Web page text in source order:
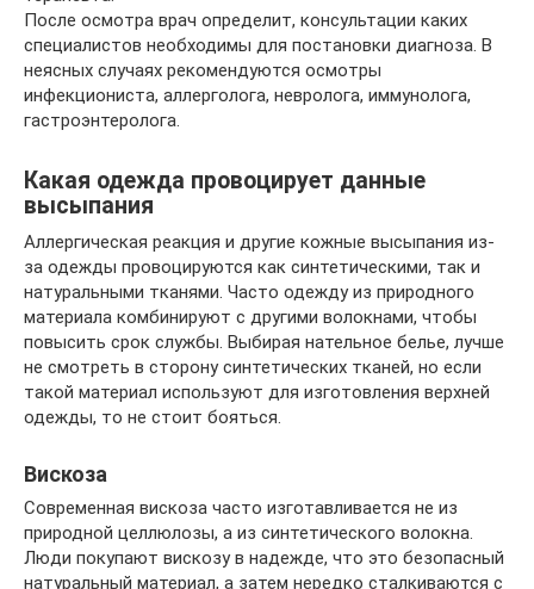
После осмотра врач определит, консультации каких
специалистов необходимы для постановки диагноза. В
неясных случаях рекомендуются осмотры
инфекциониста, аллерголога, невролога, иммунолога,
гастроэнтеролога.
Какая одежда провоцирует данные
высыпания
Аллергическая реакция и другие кожные высыпания из-
за одежды провоцируются как синтетическими, так и
натуральными тканями. Часто одежду из природного
материала комбинируют с другими волокнами, чтобы
повысить срок службы. Выбирая нательное белье, лучше
не смотреть в сторону синтетических тканей, но если
такой материал используют для изготовления верхней
одежды, то не стоит бояться.
Вискоза
Современная вискоза часто изготавливается не из
природной целлюлозы, а из синтетического волокна.
Люди покупают вискозу в надежде, что это безопасный
натуральный материал, а затем нередко сталкиваются с